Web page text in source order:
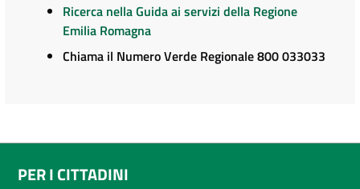
Ricerca nella Guida ai servizi della Regione
Emilia Romagna
Chiama il Numero Verde Regionale 800 033033
PER I CITTADINI